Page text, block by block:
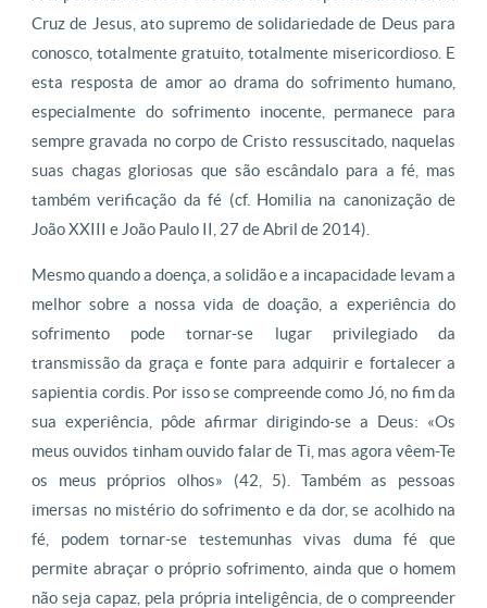
Cruz de Jesus, ato supremo de solidariedade de Deus para
conosco, totalmente gratuito, totalmente misericordioso. E
esta resposta de amor ao drama do sofrimento humano,
especialmente do sofrimento inocente, permanece para
sempre gravada no corpo de Cristo ressuscitado, naquelas
suas chagas gloriosas que são escândalo para a fé, mas
também verificação da fé (cf. Homilia na canonização de
João XXIII e João Paulo II, 27 de Abril de 2014).
Mesmo quando a doença, a solidão e a incapacidade levam a
melhor sobre a nossa vida de doação, a experiência do
sofrimento pode tornar-se lugar privilegiado da
transmissão da graça e fonte para adquirir e fortalecer a
sapientia cordis. Por isso se compreende como Jó, no fim da
sua experiência, pôde afirmar dirigindo-se a Deus: «Os
meus ouvidos tinham ouvido falar de Ti, mas agora vêem-Te
os meus próprios olhos» (42, 5). Também as pessoas
imersas no mistério do sofrimento e da dor, se acolhido na
fé, podem tornar-se testemunhas vivas duma fé que
permite abraçar o próprio sofrimento, ainda que o homem
não seja capaz, pela própria inteligência, de o compreender